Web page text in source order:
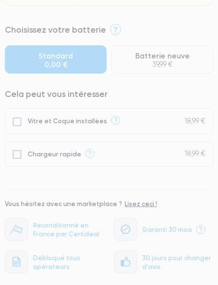
Reconditionné en
France par Certideal
Garanti 30 mois ?
Débloqué tous
opérateurs
30 jours pour changer
d'avis
Choisissez votre batterie ?
Standard
0,00 €
Batterie neuve
39,99 €
Cela peut vous intéresser
Vitre et Coque installées ? 18,99 €
Chargeur rapide ? 18,99 €
Vous hésitez avec une marketplace ? Lisez ceci !